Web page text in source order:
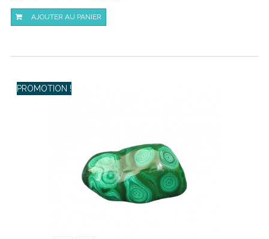
AJOUTER AU PANIER
PROMOTION !